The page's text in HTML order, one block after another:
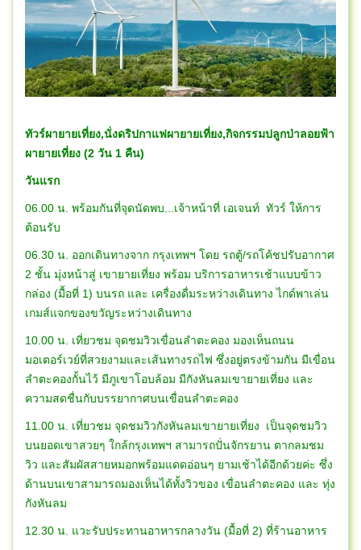
ทัวร์ผายายเที่ยง,นั่งดริปกาแฟผายายเที่ยง,กิจกรรมปลูกป่าลอยฟ้า
ผายายเที่ยง (2 วัน 1 คืน)
วันแรก
06.00 น. พร้อมกันที่จุดนัดพบ...เจ้าหน้าที่ เอเจนท์ ทัวร์ ให้การ
ต้อนรับ
06.30 น. ออกเดินทางจาก กรุงเทพฯ โดย รถตู้/รถโค้ชปรับอากาศ
2 ชั้น มุ่งหน้าสู่ เขายายเที่ยง พร้อม บริการอาหารเช้าแบบข้าว
กล่อง (มื้อที่ 1) บนรถ และ เครื่องดื่มระหว่างเดินทาง ไกด์พาเล่น
เกมส์แจกของขวัญระหว่างเดินทาง
10.00 น. เที่ยวชม จุดชมวิวเขื่อนลำตะคอง มองเห็นถนน
มอเตอร์เวย์ที่สวยงามและเส้นทางรถไฟ ซึ่งอยู่ตรงข้ามกัน มีเขื่อน
ลำตะคองกั้นไว้ มีภูเขาโอบล้อม มีกังหันลมเขายายเที่ยง และ
ความสดชื่นกับบรรยากาศบนเขื่อนลำตะคอง
11.00 น. เที่ยวชม จุดชมวิวกังหันลมเขายายเที่ยง เป็นจุดชมวิว
บนยอดเขาสวยๆ ใกล้กรุงเทพฯ สามารถปั่นจักรยาน ตากลมชม
วิว และสัมผัสสายหมอกพร้อมแดดอ่อนๆ ยามเช้าได้อีกด้วยค่ะ ซึ่ง
ด้านบนเขาสามารถมองเห็นได้ทั้งวิวของ เขื่อนลำตะคอง และ ทุ่ง
กังหันลม
12.30 น. แวะรับประทานอาหารกลางวัน (มื้อที่ 2) ที่ร้านอาหาร